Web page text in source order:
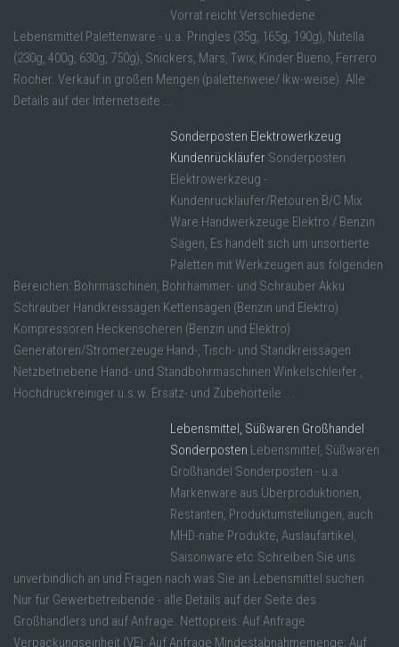
Vorrat reicht Verschiedene
Lebensmittel Palettenware - u.a. Pringles (35g, 165g, 190g), Nutella
(230g, 400g, 630g, 750g), Snickers, Mars, Twix, Kinder Bueno, Ferrero
Rocher. Verkauf in großen Mengen (palettenweie/ lkw-weise). Alle
Details auf der Internetseite ...
Sonderposten Elektrowerkzeug
Kundenrückläufer Sonderposten
Elektrowerkzeug -
Kundenrückläufer/Retouren B/C Mix
Ware Handwerkzeuge Elektro / Benzin
Sägen, Es handelt sich um unsortierte
Paletten mit Werkzeugen aus folgenden
Bereichen: Bohrmaschinen, Bohrhämmer- und Schrauber Akku
Schrauber Handkreissägen Kettensägen (Benzin und Elektro)
Kompressoren Heckenscheren (Benzin und Elektro)
Generatoren/Stromerzeuge Hand-, Tisch- und Standkreissägen
Netzbetriebene Hand- und Standbohrmaschinen Winkelschleifer ,
Hochdruckreiniger u.s.w. Ersatz- und Zubehörteile ...
Lebensmittel, Süßwaren Großhandel
Sonderposten Lebensmittel, Süßwaren
Großhandel Sonderposten - u.a.
Markenware aus Überproduktionen,
Restanten, Produktumstellungen, auch
MHD-nahe Produkte, Auslaufartikel,
Saisonware etc.Schreiben Sie uns
unverbindlich an und Fragen nach was Sie an Lebensmittel suchen.
Nur für Gewerbetreibende - alle Details auf der Seite des
Großhändlers und auf Anfrage. Nettopreis: Auf Anfrage
Verpackungseinheit (VE): Auf Anfrage Mindestabnahmemenge: Auf